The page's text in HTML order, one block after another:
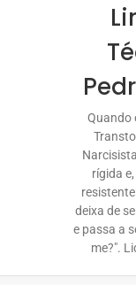
Quando
rígida
deixa de
e passa a
me?".